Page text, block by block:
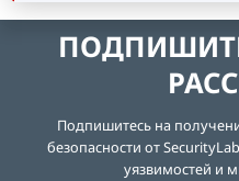
Подпишитесь на
безопасности от
уязвимостей и